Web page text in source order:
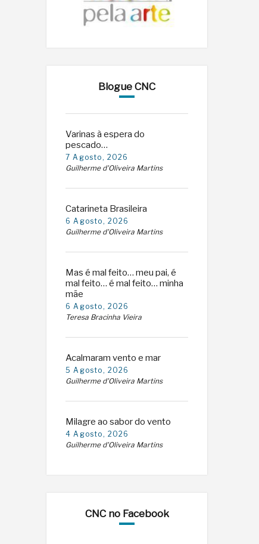
Blogue CNC
Varinas à espera do
pescado…
7 Agosto, 2026
Guilherme d'Oliveira Martins
Catarineta Brasileira
6 Agosto, 2026
Guilherme d'Oliveira Martins
Mas é mal feito… meu pai, é
mal feito… é mal feito… minha
mãe
6 Agosto, 2026
Teresa Bracinha Vieira
Acalmaram vento e mar
5 Agosto, 2026
Guilherme d'Oliveira Martins
Milagre ao sabor do vento
4 Agosto, 2026
Guilherme d'Oliveira Martins
CNC no Facebook